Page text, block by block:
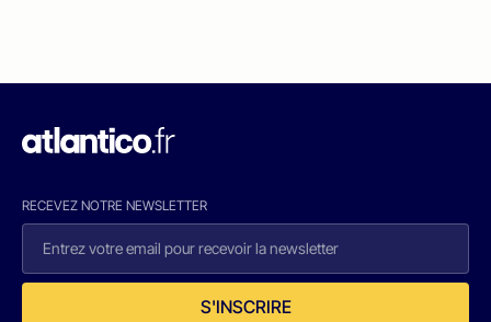
RECEVEZ NOTRE NEWSLETTER
S'INSCRIRE